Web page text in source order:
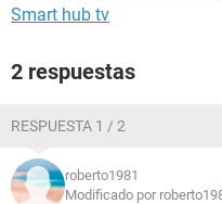
Smart hub tv
2 respuestas
RESPUESTA 1 / 2
roberto1981
Modificado por